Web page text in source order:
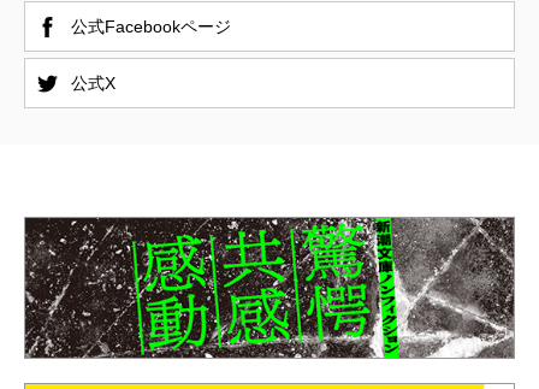
公式Facebookページ
公式X